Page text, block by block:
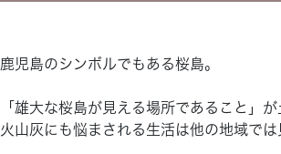
鹿児島のシンボルでもある桜島。
「雄大な桜島が見える場所であること」
火山灰にも悩まされる生活は他の地域で